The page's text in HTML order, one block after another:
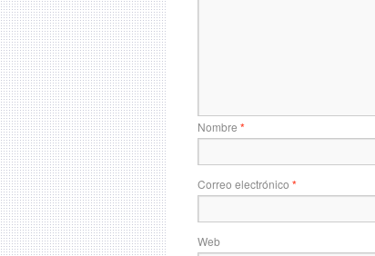
Nombre *
Correo electrónico *
Web